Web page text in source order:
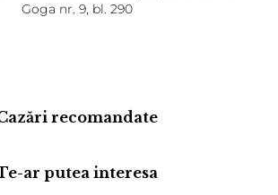
Goga nr. 9, bl. 290
recomandate
ar putea interesa